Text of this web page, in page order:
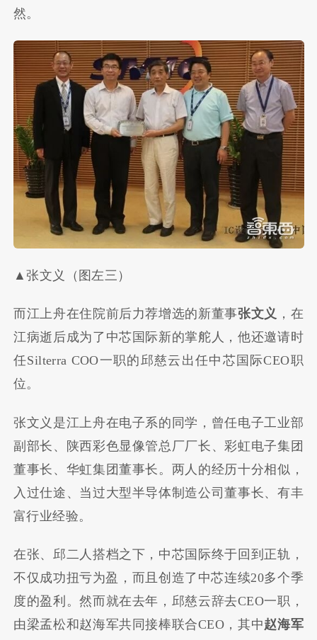
然。
▲张文义（图左三）
而江上舟在住院前后力荐增选的新董事张文义 ，在
江病逝后成为了中芯国际新的掌舵人，他还邀请时
任Silterra COO一职的邱慈云出任中芯国际CEO职
位。
张文义是江上舟在电子系的同学，曾任电子工业部
副部长、陕西彩色显像管总厂厂长、彩虹电子集团
董事长、华虹集团董事长。两人的经历十分相似，
入过仕途、当过大型半导体制造公司董事长、有丰
富行业经验。
在张、邱二人搭档之下，中芯国际终于回到正轨，
不仅成功扭亏为盈，而且创造了中芯连续20多个季
度的盈利。然而就在去年，邱慈云辞去CEO一职，
由梁孟松和赵海军共同接棒联合CEO，其中赵海军